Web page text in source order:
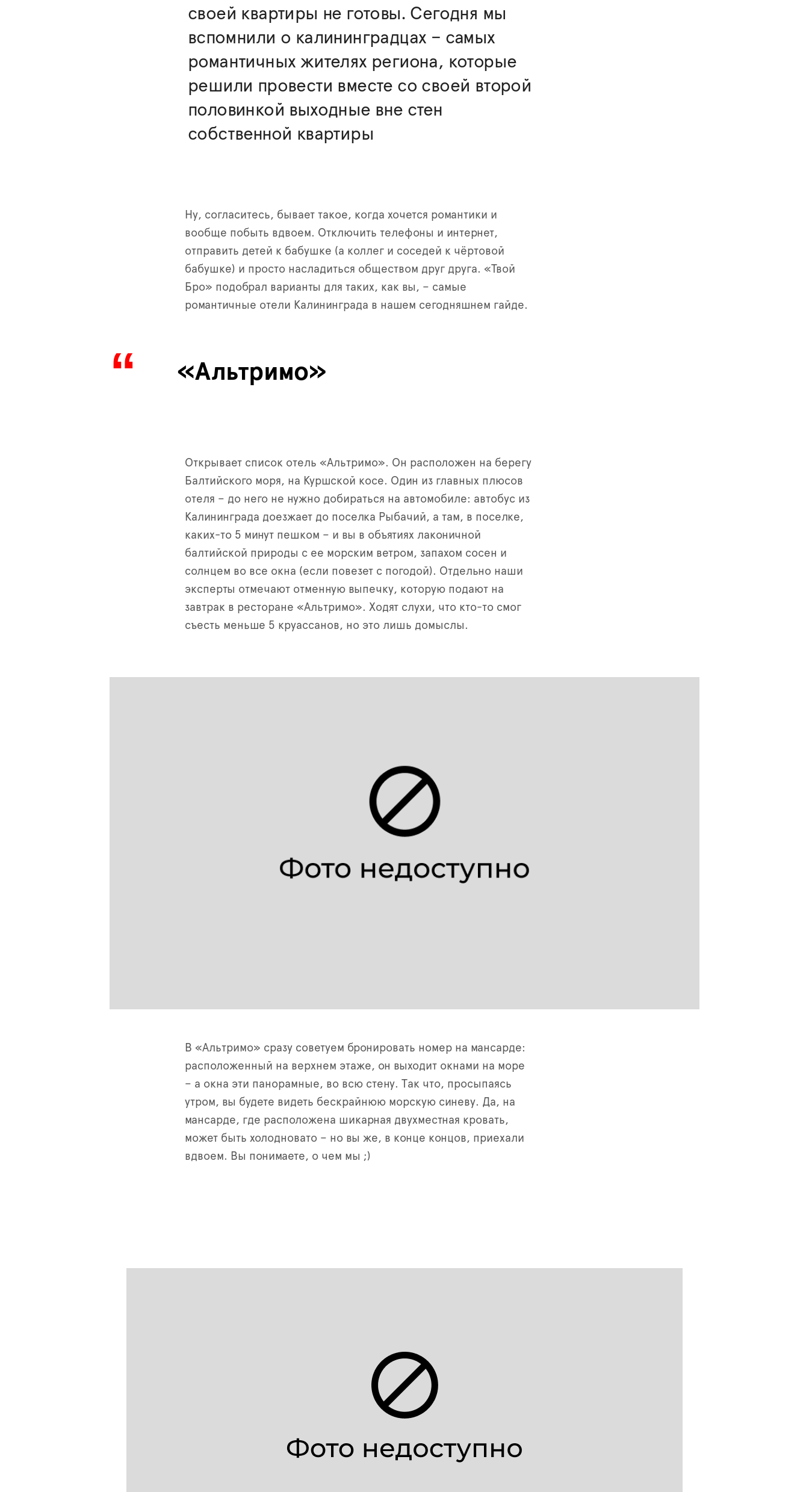
своей квартиры не готовы. Сегодня мы
вспомнили о калининградцах – самых
романтичных жителях региона, которые
решили провести вместе со своей второй
половинкой выходные вне стен
собственной квартиры
Ну, согласитесь, бывает такое, когда хочется романтики и
вообще побыть вдвоем. Отключить телефоны и интернет,
отправить детей к бабушке (а коллег и соседей к чёртовой
бабушке) и просто насладиться обществом друг друга. «Твой
Бро» подобрал варианты для таких, как вы, – самые
романтичные отели Калининграда в нашем сегодняшнем гайде.
«Альтримо»
Открывает список отель «Альтримо». Он расположен на берегу
Балтийского моря, на Куршской косе. Один из главных плюсов
отеля – до него не нужно добираться на автомобиле: автобус из
Калининграда доезжает до поселка Рыбачий, а там, в поселке,
каких-то 5 минут пешком – и вы в объятиях лаконичной
балтийской природы с ее морским ветром, запахом сосен и
солнцем во все окна (если повезет с погодой). Отдельно наши
эксперты отмечают отменную выпечку, которую подают на
завтрак в ресторане «Альтримо». Ходят слухи, что кто-то смог
съесть меньше 5 круассанов, но это лишь домыслы.
В «Альтримо» сразу советуем бронировать номер на мансарде:
расположенный на верхнем этаже, он выходит окнами на море
– а окна эти панорамные, во всю стену. Так что, просыпаясь
утром, вы будете видеть бескрайнюю морскую синеву. Да, на
мансарде, где расположена шикарная двухместная кровать,
может быть холодновато – но вы же, в конце концов, приехали
вдвоем. Вы понимаете, о чем мы ;)